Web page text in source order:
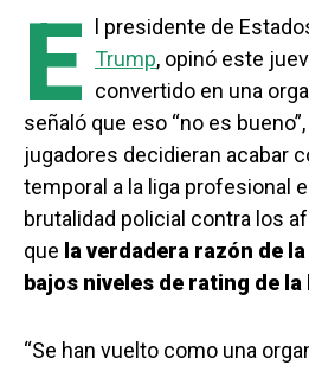
E l presidente de
Trump, opinó este
convertido en una
señaló que eso “no es
jugadores decidieran acabar
temporal a la liga profesional
brutalidad policial contra los
que la verdadera razón de
bajos niveles de rating de la
“Se han vuelto como una